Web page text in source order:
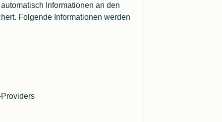
Microsoft .NET
Informationen an den
Folgende Informationen werden